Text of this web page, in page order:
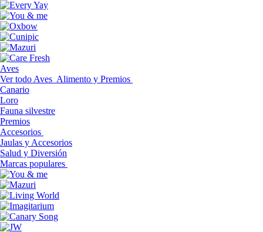
Aves
Ver todo Aves Alimento y Premios
Canario
Loro
Fauna silvestre
Premios
Accesorios
Jaulas y Accesorios
Salud y Diversión
Marcas populares